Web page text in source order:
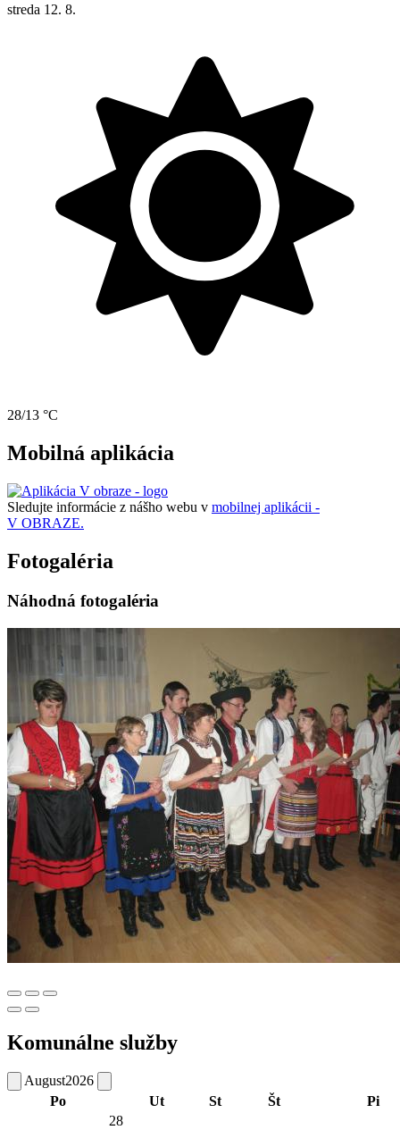
streda 12. 8.
28/13 °C
Mobilná aplikácia
Sledujte informácie z nášho webu v mobilnej aplikácii -
V OBRAZE.
Fotogaléria
Náhodná fotogaléria
Komunálne služby
August2026
Po
Ut St Št Pi
28